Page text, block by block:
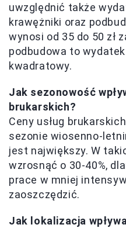
uwzględnić także
krawężniki oraz
wynosi od 35 do 50 zł
podbudowa to
kwadratowy.
Jak sezonowość
brukarskich?
Ceny usług
sezonie wiosenno-
jest największy. W
wzrosnąć o 30-40%,
prace w mniej
zaoszczędzić.
Jak lokalizacja